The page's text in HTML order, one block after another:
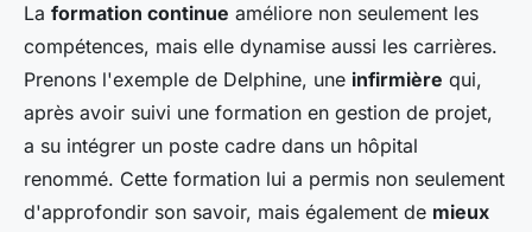
La formation continue améliore non seulement les
compétences, mais elle dynamise aussi les carrières.
Prenons l'exemple de Delphine, une infirmière qui,
après avoir suivi une formation en gestion de projet,
a su intégrer un poste cadre dans un hôpital
renommé. Cette formation lui a permis non seulement
d'approfondir son savoir, mais également de mieux